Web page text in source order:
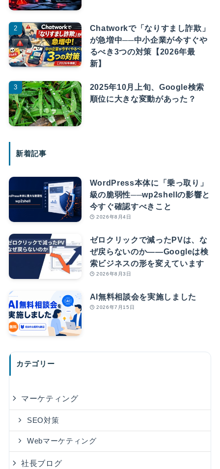
Chatworkで「なりすまし詐欺」
が急増中──中小企業が今すぐや
るべき3つの対策【2026年最
新】
2025年10月上旬、Google検索
順位に大きな変動があった？
新着記事
WordPress本体に「乗っ取り」
級の脆弱性──wp2shellの影響と
今すぐ確認すべきこと
2026年8月4日
ゼロクリックで減ったPVは、な
ぜ戻らないのか――Googleは検
索ビジネスの形を変えています
2026年8月3日
AI無料相談会を実施しました
2026年7月15日
カテゴリー
マーケティング
SEO対策
Webマーケティング
社長ブログ